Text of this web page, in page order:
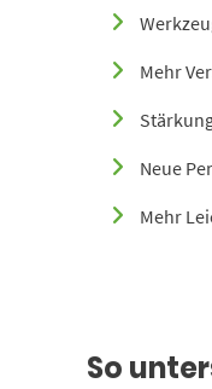
Mehr
Neue
Mehr
So